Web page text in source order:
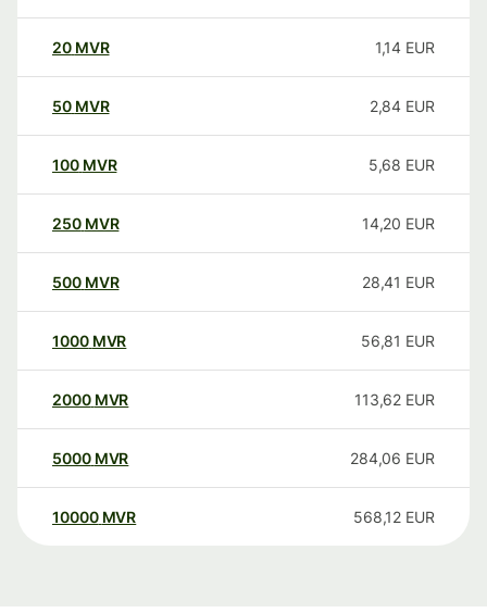
20 MVR 1,14 EUR
50 MVR 2,84 EUR
100 MVR 5,68 EUR
250 MVR 14,20 EUR
500 MVR 28,41 EUR
1000 MVR 56,81 EUR
2000 MVR 113,62 EUR
5000 MVR 284,06 EUR
10000 MVR 568,12 EUR